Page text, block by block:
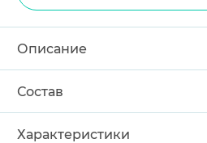
Описание
Состав
Характеристики